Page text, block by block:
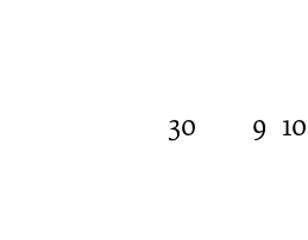
30
9 10